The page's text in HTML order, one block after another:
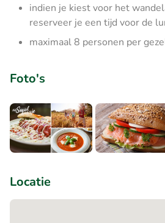
indien je kiest voor het
reserveer je een tijd voor de
maximaal 8 personen per
Foto's
Locatie